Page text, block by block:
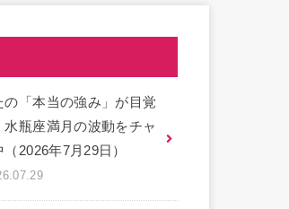
の「本当の強み」が目覚
水瓶座満月の波動をチャ
（2026年7月29日）